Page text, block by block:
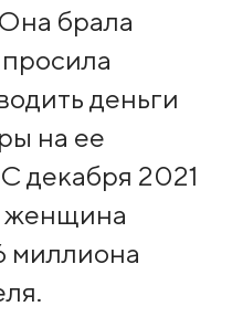
брала
деньги
на ее
декабря 2021
женщина
миллиона